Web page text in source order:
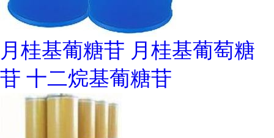
月桂基葡糖苷 月桂基葡萄糖
苷 十二烷基葡糖苷